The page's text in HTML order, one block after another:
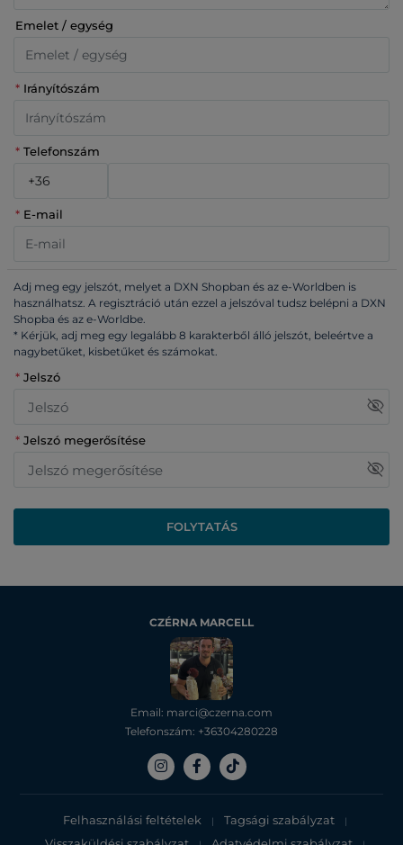
Emelet / egység
* Irányítószám
* Telefonszám
* E-mail
Adj meg egy jelszót, melyet a DXN Shopban és az e-Worldben is
használhatsz. A regisztráció után ezzel a jelszóval tudsz belépni a DXN
Shopba és az e-Worldbe.
* Kérjük, adj meg egy legalább 8 karakterből álló jelszót, beleértve a
nagybetűket, kisbetűket és számokat.
* Jelszó
visibility_off
* Jelszó megerősítése
visibility_off
FOLYTATÁS
CZÉRNA MARCELL
Email: marci@czerna.com
Telefonszám: +36304280228
Felhasználási feltételek | Tagsági szabályzat |